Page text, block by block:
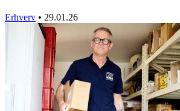
Erhverv • 29.01.26